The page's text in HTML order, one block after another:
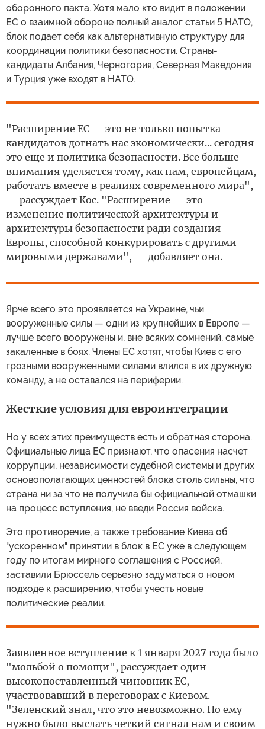
оборонного пакта. Хотя мало кто видит в положении
ЕС о взаимной обороне полный аналог статьи 5 НАТО,
блок подает себя как альтернативную структуру для
координации политики безопасности. Страны-
кандидаты Албания, Черногория, Северная Македония
и Турция уже входят в НАТО.
"Расширение ЕС — это не только попытка
кандидатов догнать нас экономически... сегодня
это еще и политика безопасности. Все больше
внимания уделяется тому, как нам, европейцам,
работать вместе в реалиях современного мира",
— рассуждает Кос. "Расширение — это
изменение политической архитектуры и
архитектуры безопасности ради создания
Европы, способной конкурировать с другими
мировыми державами", — добавляет она.
Ярче всего это проявляется на Украине, чьи
вооруженные силы — одни из крупнейших в Европе —
лучше всего вооружены и, вне всяких сомнений, самые
закаленные в боях. Члены ЕС хотят, чтобы Киев с его
грозными вооруженными силами влился в их дружную
команду, а не оставался на периферии.
Жесткие условия для евроинтеграции
Но у всех этих преимуществ есть и обратная сторона.
Официальные лица ЕС признают, что опасения насчет
коррупции, независимости судебной системы и других
основополагающих ценностей блока столь сильны, что
страна ни за что не получила бы официальной отмашки
на процесс вступления, не введи Россия войска.
Это противоречие, а также требование Киева об
"ускоренном" принятии в блок в ЕС уже в следующем
году по итогам мирного соглашения с Россией,
заставили Брюссель серьезно задуматься о новом
подходе к расширению, чтобы учесть новые
политические реалии.
Заявленное вступление к 1 января 2027 года было
"мольбой о помощи", рассуждает один
высокопоставленный чиновник ЕС,
участвовавший в переговорах с Киевом.
"Зеленский знал, что это невозможно. Но ему
нужно было выслать четкий сигнал нам и своим